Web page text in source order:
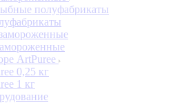
полуфабрикаты
ArtPuree
0,25 кг
1 кг